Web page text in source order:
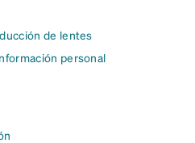
de lentes
personal